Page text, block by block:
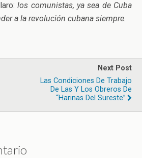
los comunistas, ya sea de Cuba
a la revolución cubana siempre.
Next Post
Las Condiciones De Trabajo
De Las Y Los Obreros De
“Harinas Del Sureste”